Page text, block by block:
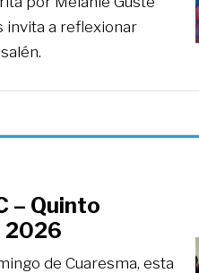
invita a reflexionar
– Quinto
2026
de Cuaresma, esta